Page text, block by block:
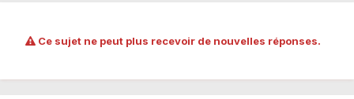
Ce sujet ne peut plus recevoir de nouvelles réponses.